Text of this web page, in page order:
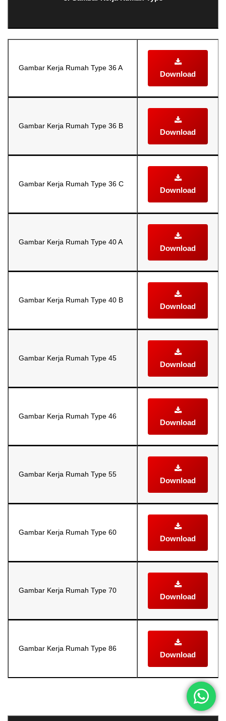
Gambar Kerja Rumah Type 36 A
Download
Gambar Kerja Rumah Type 36 B
Download
Gambar Kerja Rumah Type 36 C
Download
Gambar Kerja Rumah Type 40 A
Download
Gambar Kerja Rumah Type 40 B
Download
Gambar Kerja Rumah Type 45
Download
Gambar Kerja Rumah Type 46
Download
Gambar Kerja Rumah Type 55
Download
Gambar Kerja Rumah Type 60
Download
Gambar Kerja Rumah Type 70
Download
Gambar Kerja Rumah Type 86
Download